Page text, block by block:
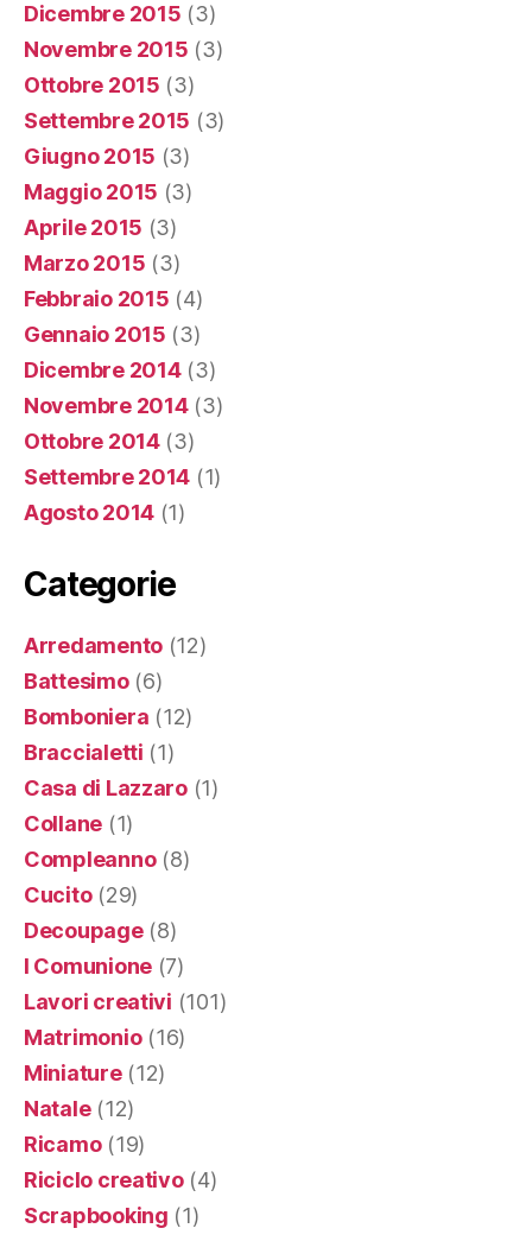
Dicembre 2015 (3)
Novembre 2015 (3)
Ottobre 2015 (3)
Settembre 2015 (3)
Giugno 2015 (3)
Maggio 2015 (3)
Aprile 2015 (3)
Marzo 2015 (3)
Febbraio 2015 (4)
Gennaio 2015 (3)
Dicembre 2014(3)
Novembre 2014(3)
Ottobre 2014(3)
Settembre 2014 (1)
Agosto 2014 (1)
Categorie
Arredamento (12)
Battesimo(6)
Bomboniera (12)
Braccialetti (1)
Casa di Lazzaro(1)
Collane (1)
Compleanno(8)
Cucito(29)
Decoupage(8)
I Comunione (7)
Lavori creativi (101)
Matrimonio(16)
Miniature(12)
Natale(12)
Ricamo(19)
Riciclo creativo(4)
Scrapbooking (1)